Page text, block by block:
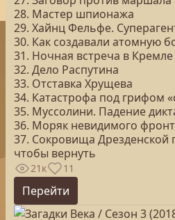
28. Мастер шпионажа
29. Хайнц Фельфе.
30. Как создавали атомную
31. Ночная встреча в Кремле
32. Дело Распутина
33. Отставка Хрущева
34. Катастрофа под грифом
35. Муссолини. Падение
36. Моряк невидимого
37. Сокровища Дрезденской
чтобы вернуть
21к 11
Перейти